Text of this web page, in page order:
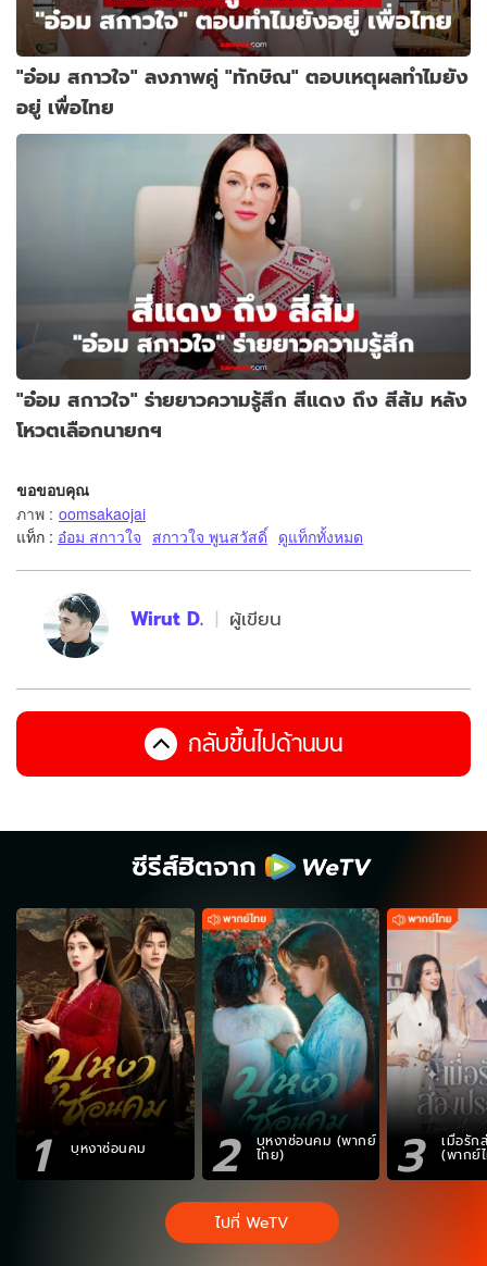
"อ๋อม สกาวใจ" ลงภาพคู่ "ทักษิณ" ตอบเหตุผลทำไมยัง
อยู่ เพื่อไทย
"อ๋อม สกาวใจ" ร่ายยาวความรู้สึก สีแดง ถึง สีส้ม หลัง
โหวตเลือกนายกฯ
ขอขอบคุณ
ภาพ : oomsakaojai
แท็ก : อ๋อม สกาวใจ สกาวใจ พูนสวัสดิ์ ดูแท็กทั้งหมด
Wirut D. ผู้เขียน
กลับขึ้นไปด้านบน
ซีรีส์ฮิตจาก
1 บุหงาซ่อนคม 2 บุหงาซ่อนคม (พากย์
ไทย) 3 เมื่อรัก
(พากย์
ไปที่ WeTV